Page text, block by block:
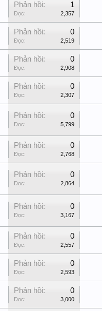
Phản hồi: 1
Đọc: 2,357
Phản hồi: 0
Đọc: 2,519
Phản hồi: 0
Đọc: 2,908
Phản hồi: 0
Đọc: 2,307
Phản hồi: 0
Đọc: 5,799
Phản hồi: 0
Đọc: 2,768
Phản hồi: 0
Đọc: 2,864
Phản hồi: 0
Đọc: 3,167
Phản hồi: 0
Đọc: 2,557
Phản hồi: 0
Đọc: 2,593
Phản hồi: 0
Đọc: 3,000